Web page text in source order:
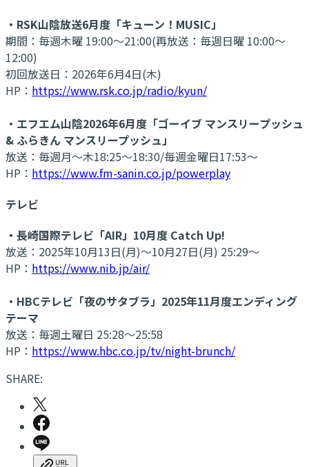
・RSK山陰放送6月度「キューン！MUSIC」
期間：毎週木曜 19:00～21:00(再放送：毎週日曜 10:00～
12:00)
初回放送日：2026年6月4日(木)
HP： https://www.rsk.co.jp/radio/kyun/
・エフエム山陰2026年6月度「ゴーイブ マンスリープッシュ
& ふらきん マンスリープッシュ」
放送：毎週月～木18:25～18:30/毎週金曜日17:53～
HP： https://www.fm-sanin.co.jp/powerplay
テレビ
・長崎国際テレビ「AIR」10月度 Catch Up!
放送：2025年10月13日(月)～10月27日(月) 25:29～
HP： https://www.nib.jp/air/
・HBCテレビ「夜のサタブラ」2025年11月度エンディング
テーマ
放送：毎週土曜日 25:28〜25:58
HP： https://www.hbc.co.jp/tv/night-brunch/
SHARE: